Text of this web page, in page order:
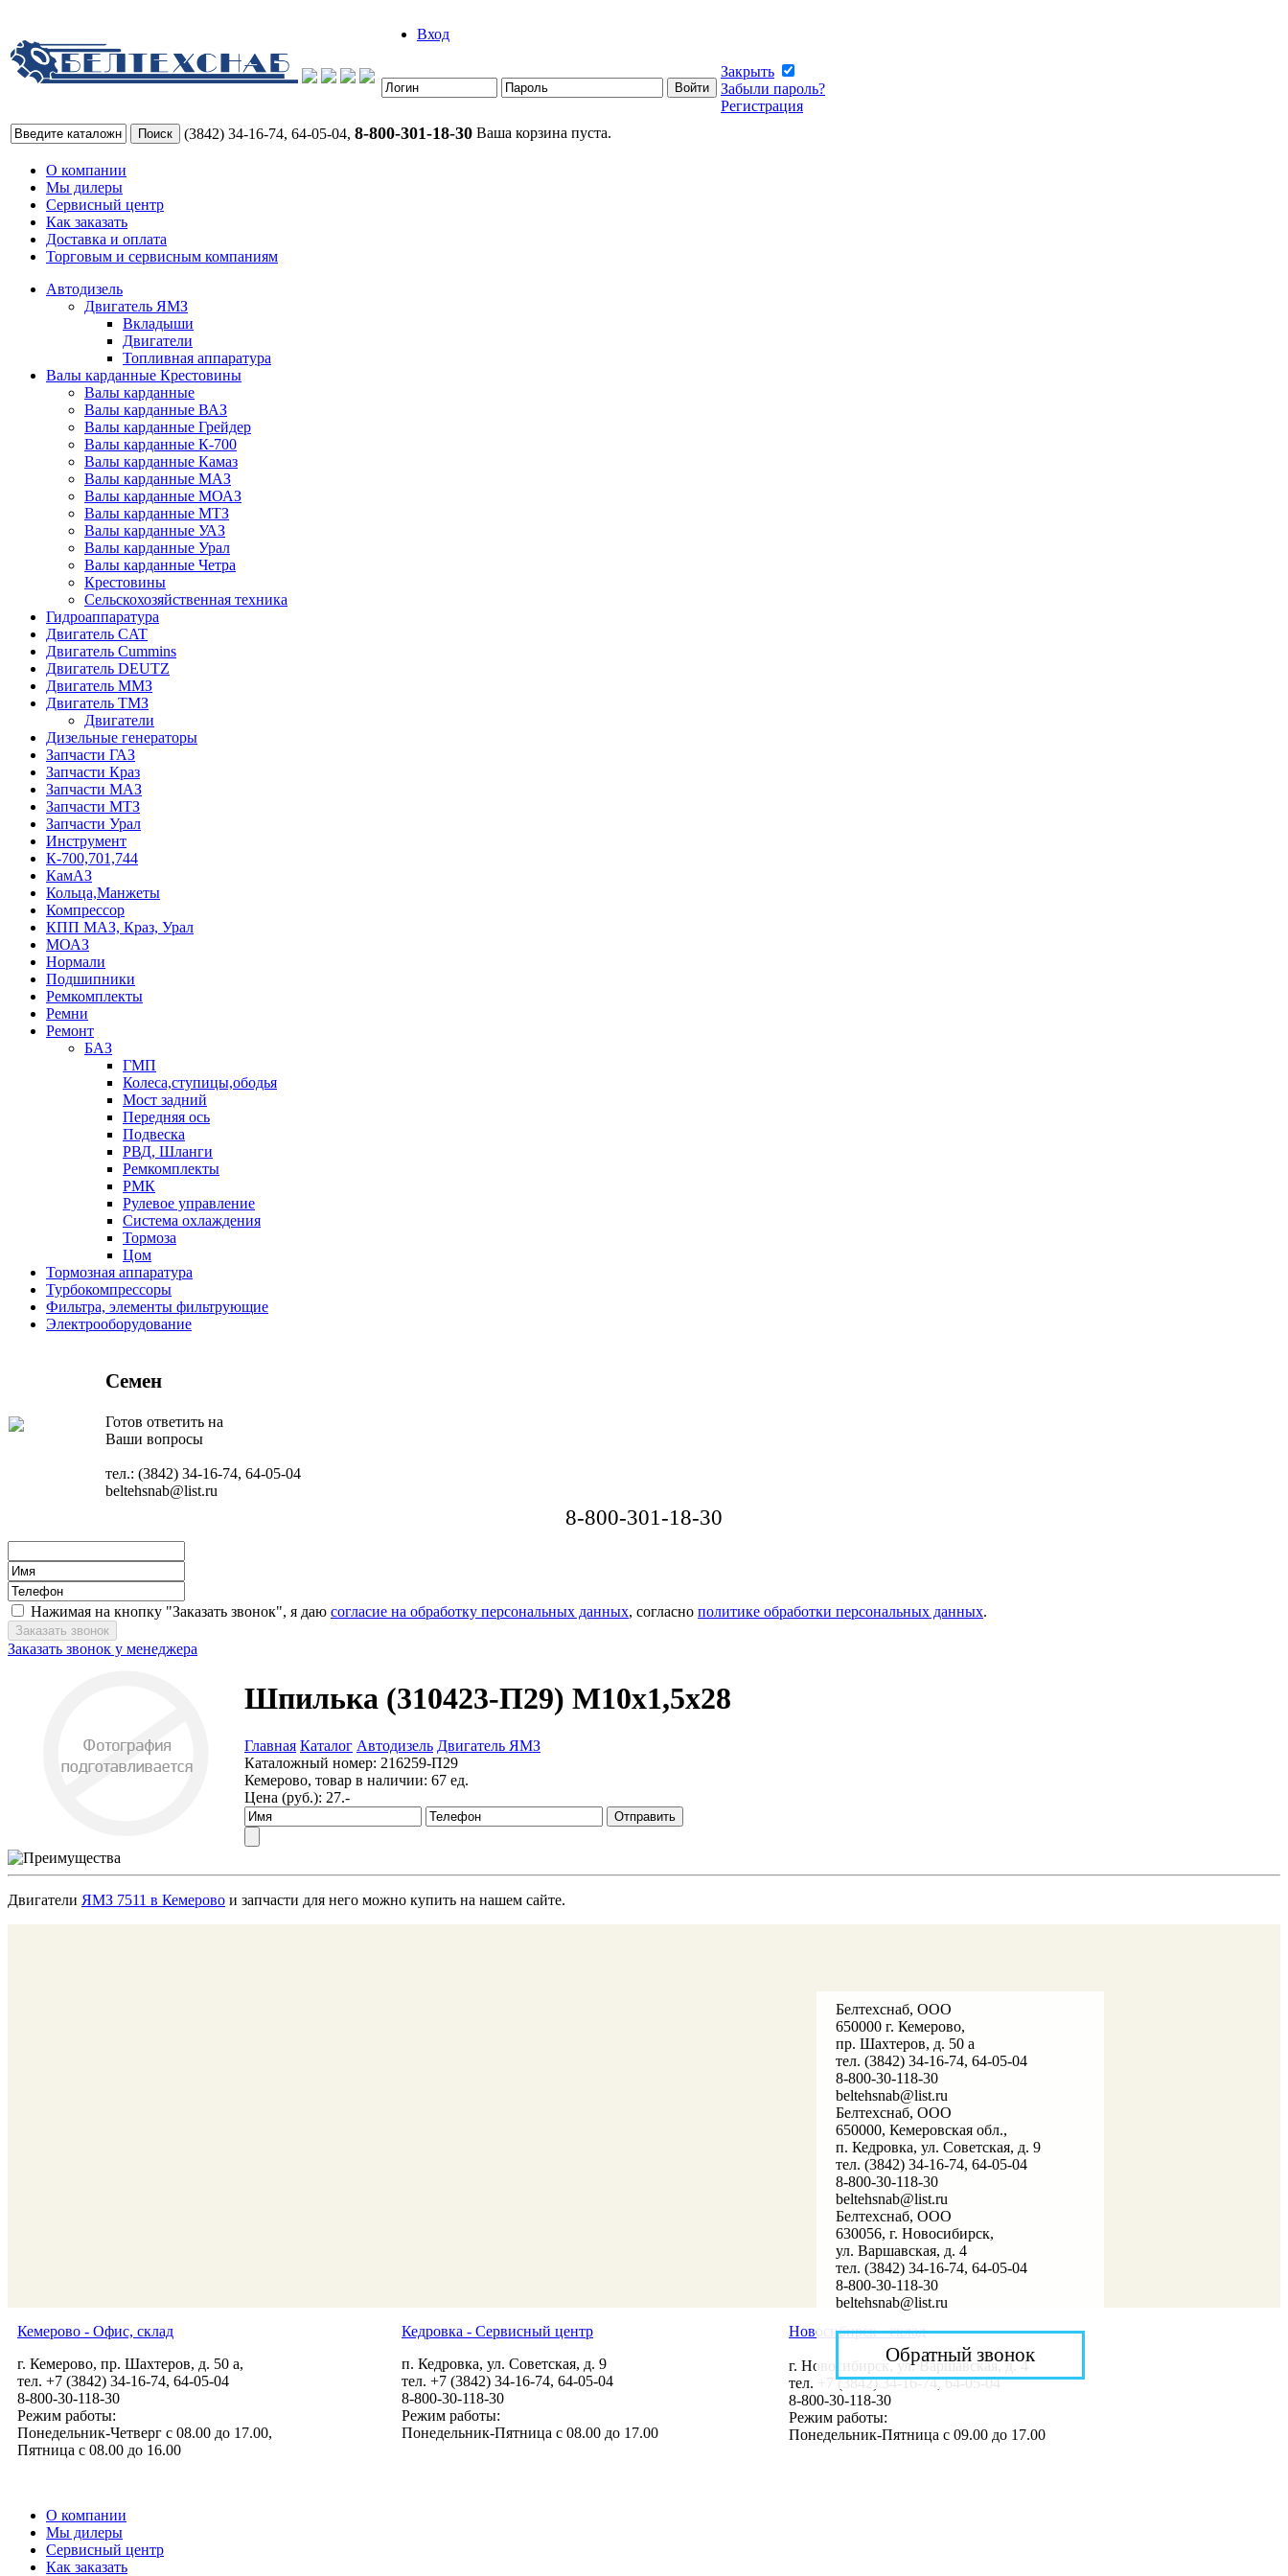
Вход
Закрыть
Забыли пароль?
Регистрация
(3842) 34-16-74, 64-05-04, 8-800-301-18-30 Ваша корзина пуста.
О компании
Мы дилеры
Сервисный центр
Как заказать
Доставка и оплата
Торговым и сервисным компаниям
Автодизель
Двигатель ЯМЗ
Вкладыши
Двигатели
Топливная аппаратура
Валы карданные Крестовины
Валы карданные
Валы карданные ВАЗ
Валы карданные Грейдер
Валы карданные К-700
Валы карданные Камаз
Валы карданные МАЗ
Валы карданные МОАЗ
Валы карданные МТЗ
Валы карданные УАЗ
Валы карданные Урал
Валы карданные Четра
Крестовины
Сельскохозяйственная техника
Гидроаппаратура
Двигатель CAT
Двигатель Cummins
Двигатель DEUTZ
Двигатель ММЗ
Двигатель ТМЗ
Двигатели
Дизельные генераторы
Запчасти ГАЗ
Запчасти Краз
Запчасти МАЗ
Запчасти МТЗ
Запчасти Урал
Инструмент
К-700,701,744
КамАЗ
Кольца,Манжеты
Компрессор
КПП МАЗ, Краз, Урал
МОАЗ
Нормали
Подшипники
Ремкомплекты
Ремни
Ремонт
БАЗ
ГМП
Колеса,ступицы,ободья
Мост задний
Передняя ось
Подвеска
РВД, Шланги
Ремкомплекты
РМК
Рулевое управление
Система охлаждения
Тормоза
Цом
Тормозная аппаратура
Турбокомпрессоры
Фильтра, элементы фильтрующие
Электрооборудование
Семен
Готов ответить на
Ваши вопросы
тел.: (3842) 34-16-74, 64-05-04
beltehsnab@list.ru
8-800-301-18-30
Нажимая на кнопку "Заказать звонок", я даю согласие на обработку персональных данных, согласно политике обработки персональных данных.
Заказать звонок у менеджера
Шпилька (310423-П29) М10х1,5х28
Главная Каталог Автодизель Двигатель ЯМЗ
Каталожный номер: 216259-П29
Кемерово, товар в наличии: 67 ед.
Цена (руб.): 27.-
Двигатели ЯМЗ 7511 в Кемерово и запчасти для него можно купить на нашем сайте.
Белтехснаб, ООО
650000 г. Кемерово,
пр. Шахтеров, д. 50 а
тел. (3842) 34-16-74, 64-05-04
8-800-30-118-30
beltehsnab@list.ru
Белтехснаб, ООО
650000, Кемеровская обл.,
п. Кедровка, ул. Советская, д. 9
тел. (3842) 34-16-74, 64-05-04
8-800-30-118-30
beltehsnab@list.ru
Белтехснаб, ООО
630056, г. Новосибирск,
ул. Варшавская, д. 4
тел. (3842) 34-16-74, 64-05-04
8-800-30-118-30
beltehsnab@list.ru
Обратный звонок
Кемерово - Офис, склад
г. Кемерово, пр. Шахтеров, д. 50 а,
тел. +7 (3842) 34-16-74, 64-05-04
8-800-30-118-30
Режим работы:
Понедельник-Четверг с 08.00 до 17.00,
Пятница с 08.00 до 16.00
Кедровка - Сервисный центр
п. Кедровка, ул. Советская, д. 9
тел. +7 (3842) 34-16-74, 64-05-04
8-800-30-118-30
Режим работы:
Понедельник-Пятница с 08.00 до 17.00
Новосибирск - склад
г. Новосибирск, ул. Варшавская, д. 4
тел. +7 (3842) 34-16-74, 64-05-04
8-800-30-118-30
Режим работы:
Понедельник-Пятница с 09.00 до 17.00
О компании
Мы дилеры
Сервисный центр
Как заказать